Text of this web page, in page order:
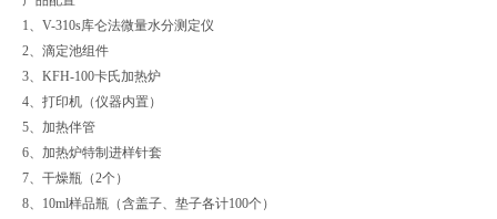
1、V-310s库仑法微量水分测定仪
2、滴定池组件
3、KFH-100卡氏加热炉
4、打印机（仪器内置）
5、加热伴管
6、加热炉特制进样针套
7、干燥瓶（2个）
8、10ml样品瓶（含盖子、垫子各计100个）